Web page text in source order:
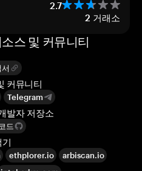
2.7
2 거래소
스 및 커뮤니티
커뮤니티
Telegram
발자 저장소
드
ethplorer.io
arbiscan.io